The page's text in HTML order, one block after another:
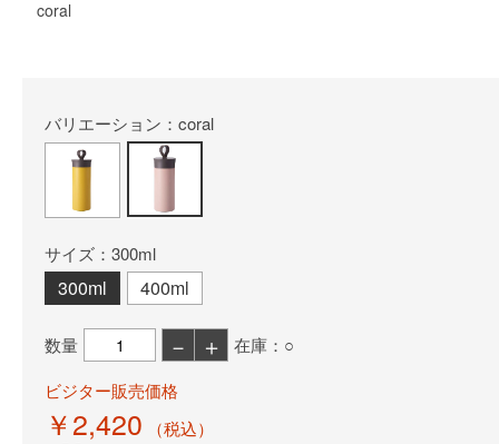
coral
バリエーション：coral
サイズ：300ml
300ml 400ml
数量 － ＋
在庫：○
ビジター販売価格
￥2,420 （税込）